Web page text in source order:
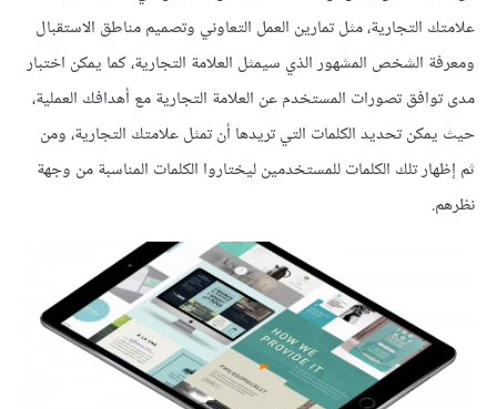
علامتك التجارية، مثل تمارين العمل التعاوني وتصميم مناطق الاستقبال
ومعرفة الشخص المشهور الذي سيمثل العلامة التجارية، كما يمكن اختبار
مدى توافق تصورات المستخدم عن العلامة التجارية مع أهدافك العملية،
حيث يمكن تحديد الكلمات التي تريدها أن تمثل علامتك التجارية، ومن
ثم إظهار تلك الكلمات للمستخدمين ليختاروا الكلمات المناسبة من وجهة
نظرهم.